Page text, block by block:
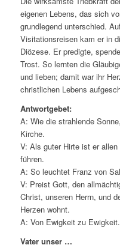
eigenen Lebens, das sich
grundlegend unterschied.
Visitationsreisen kam er in
Diözese. Er predigte,
Trost. So lernten die
und lieben; damit war ihr
christlichen Lebens
Antwortgebet:
A: Wie die strahlende
Kirche.
V: Als guter Hirte ist er
führen.
A: So leuchtet Franz von
V: Preist Gott, den
Christ, unseren Herrn, und
Herzen wohnt.
A: Von Ewigkeit zu
Vater unser …